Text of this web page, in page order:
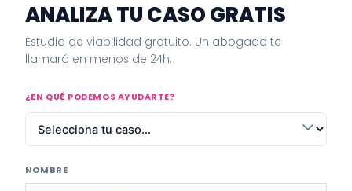
ANALIZA TU CASO GRATIS
Estudio de viabilidad gratuito. Un abogado te
llamará en menos de 24h.
¿EN QUÉ PODEMOS AYUDARTE?
NOMBRE